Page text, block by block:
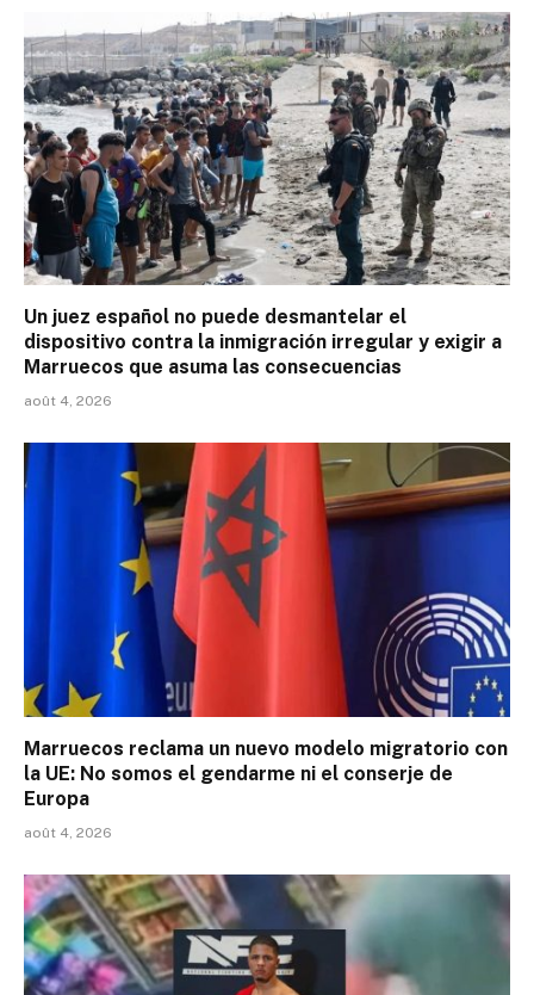
Un juez español no puede desmantelar el
dispositivo contra la inmigración irregular y exigir a
Marruecos que asuma las consecuencias
août 4, 2026
Marruecos reclama un nuevo modelo migratorio con
la UE: No somos el gendarme ni el conserje de
Europa
août 4, 2026